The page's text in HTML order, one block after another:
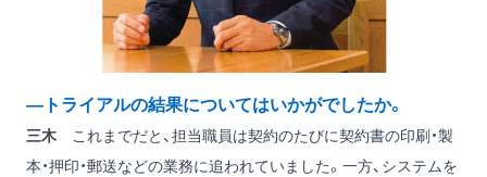
―トライアルの結果についてはいかがでしたか。
三木 これまでだと、担当職員は契約のたびに契約書の印刷・製
本・押印・郵送などの業務に追われていました。一方、システムを